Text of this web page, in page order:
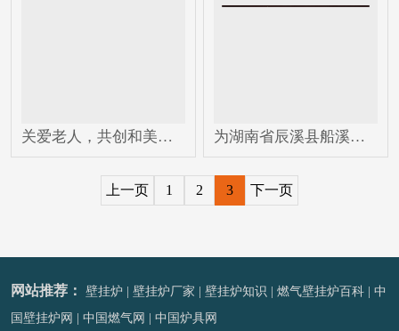
关爱老人，共创和美敬老活动 为湖南省辰溪县船溪学校捐资助教
上一页 1 2 3 下一页
网站推荐： 壁挂炉 |壁挂炉厂家 |壁挂炉知识 |燃气壁挂炉百科 |中
国壁挂炉网
|中国燃气网 |中国炉具网